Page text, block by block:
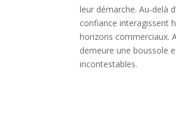
leur démarche. Au-delà
confiance interagissent
horizons commerciaux.
demeure une boussole
incontestables.